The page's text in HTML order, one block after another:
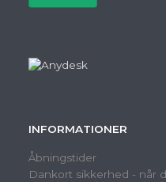
INFORMATIONER
Åbningstider
Dankort sikkerhed - når